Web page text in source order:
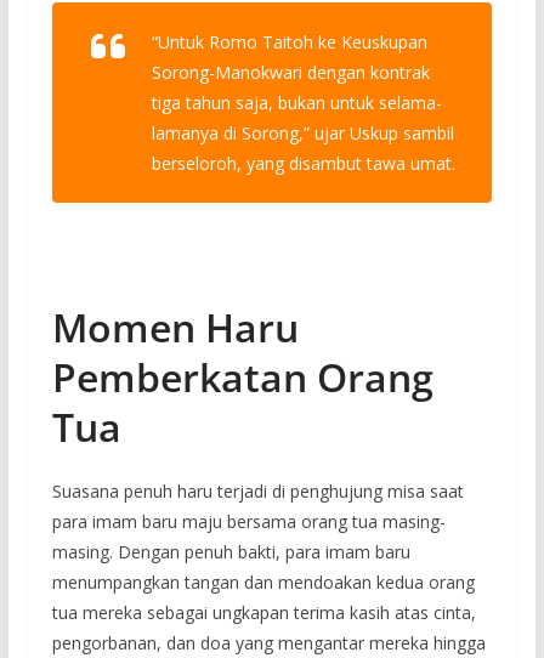
“Untuk Romo Taitoh ke Keuskupan
Sorong-Manokwari dengan kontrak
tiga tahun saja, bukan untuk selama-
lamanya di Sorong,”ujar Uskup sambil
berseloroh, yang disambut tawa umat.
Momen Haru
Pemberkatan Orang
Tua
Suasana penuh haru terjadi di penghujung misa saat
para imam baru maju bersama orang tua masing-
masing. Dengan penuh bakti, para imam baru
menumpangkan tangan dan mendoakan kedua orang
tua mereka sebagai ungkapan terima kasih atas cinta,
pengorbanan, dan doa yang mengantar mereka hingga